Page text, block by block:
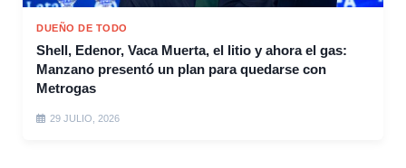
DUEÑO DE TODO
Shell, Edenor, Vaca Muerta, el litio y ahora el gas:
Manzano presentó un plan para quedarse con
Metrogas
29 JULIO, 2026